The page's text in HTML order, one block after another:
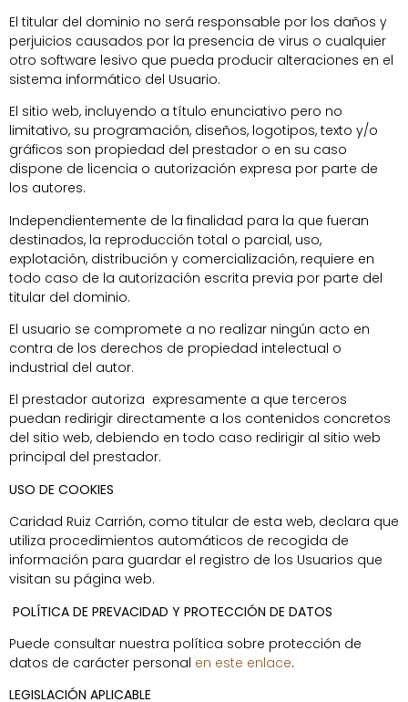
El titular del dominio no será responsable por los daños y
perjuicios causados por la presencia de virus o cualquier
otro software lesivo que pueda producir alteraciones en el
sistema informático del Usuario.
El sitio web, incluyendo a título enunciativo pero no
limitativo, su programación, diseños, logotipos, texto y/o
gráficos son propiedad del prestador o en su caso
dispone de licencia o autorización expresa por parte de
los autores.
Independientemente de la finalidad para la que fueran
destinados, la reproducción total o parcial, uso,
explotación, distribución y comercialización, requiere en
todo caso de la autorización escrita previa por parte del
titular del dominio.
El usuario se compromete a no realizar ningún acto en
contra de los derechos de propiedad intelectual o
industrial del autor.
El prestador autoriza expresamente a que terceros
puedan redirigir directamente a los contenidos concretos
del sitio web, debiendo en todo caso redirigir al sitio web
principal del prestador.
USO DE COOKIES
Caridad Ruiz Carrión, como titular de esta web, declara que
utiliza procedimientos automáticos de recogida de
información para guardar el registro de los Usuarios que
visitan su página web.
POLÍTICA DE PREVACIDAD Y PROTECCIÓN DE DATOS
Puede consultar nuestra política sobre protección de
datos de carácter personal en este enlace.
LEGISLACIÓN APLICABLE